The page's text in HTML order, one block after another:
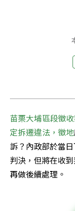
苗栗大埔區段徵
定拆遷違法， 徵地
訴？內政部於當
判決，但將在收
再做後續處理。